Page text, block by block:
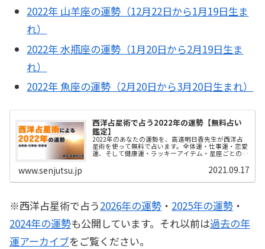
2022年 山羊座の運勢（12月22日から1月19日生ま
れ）
2022年 水瓶座の運勢（1月20日から2月19日生ま
れ）
2022年 魚座の運勢（2月20日から3月20日生まれ）
西洋占星術で占う2022年の運勢【無料占い
鑑定】
2022年のあなたの運勢を、高遠明日香先生が西洋占
星術を使って無料で占います。全体運・仕事運・恋愛
運、そして健康運・ラッキーアイテム・星座ごとの男
www.senjutsu.jp 2021.09.17
※西洋占星術で占う2026年の運勢 ・ 2025年の運勢 ・
2024年の運勢も公開しています。それ以前は過去の年
運アーカイブをご覧ください。